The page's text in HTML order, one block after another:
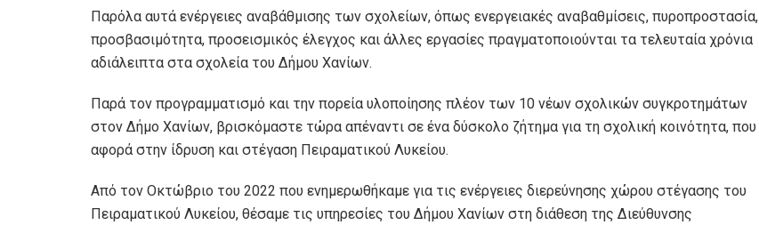
Παρόλα αυτά ενέργειες αναβάθμισης των σχολείων, όπως ενεργειακές αναβαθμίσεις, πυροπροστασία,
προσβασιμότητα, προσεισμικός έλεγχος και άλλες εργασίες πραγματοποιούνται τα τελευταία χρόνια
αδιάλειπτα στα σχολεία του Δήμου Χανίων.
Παρά τον προγραμματισμό και την πορεία υλοποίησης πλέον των 10 νέων σχολικών συγκροτημάτων
στον Δήμο Χανίων, βρισκόμαστε τώρα απέναντι σε ένα δύσκολο ζήτημα για τη σχολική κοινότητα, που
αφορά στην ίδρυση και στέγαση Πειραματικού Λυκείου.
Από τον Οκτώβριο του 2022 που ενημερωθήκαμε για τις ενέργειες διερεύνησης χώρου στέγασης του
Πειραματικού Λυκείου, θέσαμε τις υπηρεσίες του Δήμου Χανίων στη διάθεση της Διεύθυνσης